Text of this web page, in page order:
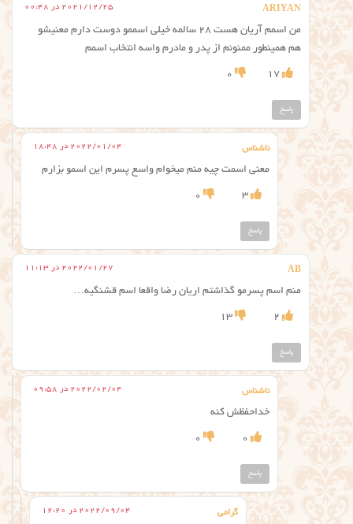
ARIYAN 2021/12/25 در 00:48
من اسمم آریان هست ۲۸ سالمه خیلی اسممو دوست دارم معنیشو
هم همینطور ممنونم از پدر و مادرم واسه انتخاب اسمم
17
0
پاسخ
ناشناس 2022/01/04 در 18:48
معنی اسمت چیه منم میخوام واسع پسرم این اسمو بزارم
3
0
پاسخ
AB 2022/01/27 در 11:13
منم اسم پسرمو گذاشتم اریان رضا واقعا اسم قشنگیه…
2
13
پاسخ
ناشناس 2022/02/04 در 09:58
خداحفظش کنه
0
0
پاسخ
گرامی 2022/09/04 در 12:20